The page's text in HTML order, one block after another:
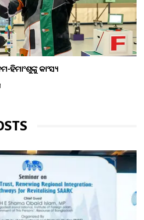
ହିମାଂଶୁଙ୍କୁ କାଂସ୍ୟ